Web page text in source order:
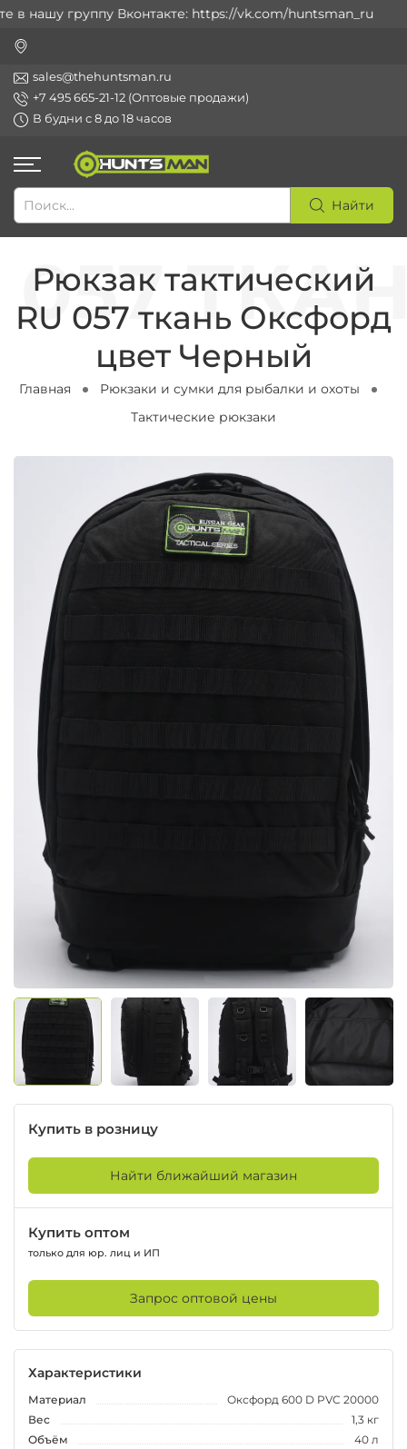
нашу группу Вконтакте: https://vk.com/huntsman_ru
sales@thehuntsman.ru
+7 495 665-21-12 (Оптовые продажи)
В будни с 8 до 18 часов
Найти
Рюкзак тактический
RU 057 ткань Оксфорд
цвет Черный
Главная
Рюкзаки и сумки для рыбалки и охоты
Тактические рюкзаки
Купить в розницу
Найти ближайший магазин
Купить оптом
только для юр. лиц и ИП
Запрос оптовой цены
Характеристики
Материал
Оксфорд 600 D PVC 20000
Вес
1,3 кг
Объём
40 л